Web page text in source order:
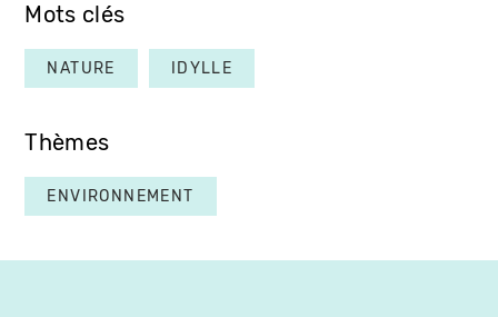
Mots clés
NATURE IDYLLE
Thèmes
ENVIRONNEMENT